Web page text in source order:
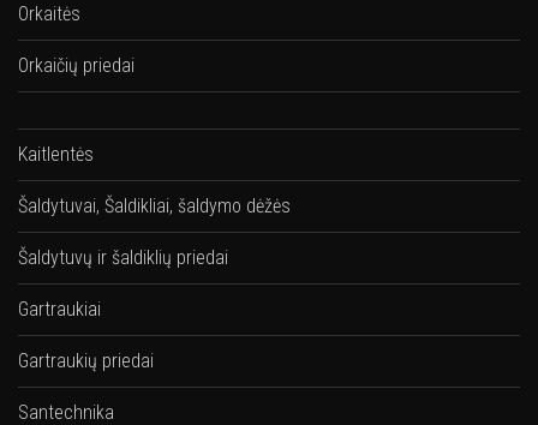
Orkaitės
Orkaičių priedai
Kaitlentės
Šaldytuvai, Šaldikliai, šaldymo dėžės
Šaldytuvų ir šaldiklių priedai
Gartraukiai
Gartraukių priedai
Santechnika